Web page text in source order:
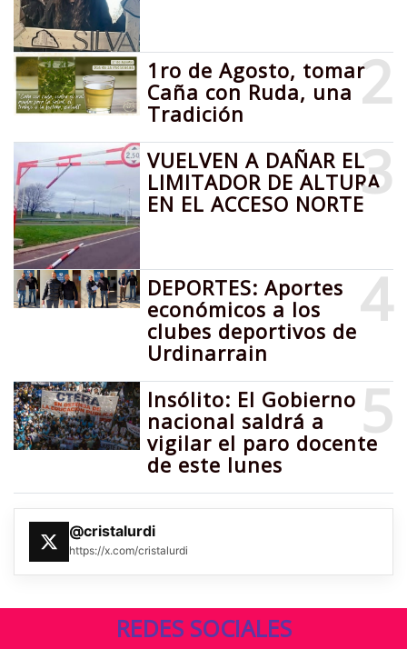
2
1ro de Agosto, tomar
Caña con Ruda, una
Tradición
3
VUELVEN A DAÑAR EL
LIMITADOR DE ALTURA
EN EL ACCESO NORTE
4
DEPORTES: Aportes
económicos a los
clubes deportivos de
Urdinarrain
5
Insólito: El Gobierno
nacional saldrá a
vigilar el paro docente
de este lunes
@cristalurdi
https://x.com/cristalurdi
REDES SOCIALES